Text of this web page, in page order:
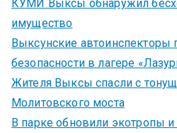
КУМИ Выксы обнаружил
имущество
Выксунские автоинспекторы
безопасности в лагере
Жителя Выксы спасли с
Молитовского моста
В парке обновили экотропы